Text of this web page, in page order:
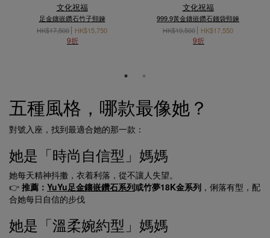
文化祝福
足金鑲嵌鑽石竹子頸鍊
HK$17,500
HK$15,750
9折
文化祝福
999.9黃金鑲嵌鑽石錢袋頸鍊
HK$19,500
HK$17,550
9折
五種風格，哪款最像她？
對號入座，找到最適合她的那一款：
她是「時尚自信型」媽媽
她每天精神抖擻，衣着利落，從不讓人失望。
👉 推薦： YuYu足金鑲嵌鑽石系列或竹夢18K金系列 ，俐落有型，配
合她每日自信的步伐
她是「溫柔婉約型」媽媽